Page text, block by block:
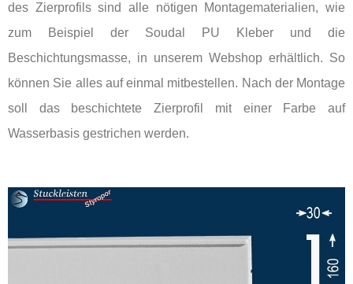
des Zierprofils sind alle nötigen Montagematerialien, wie
zum Beispiel der Soudal PU Kleber und die
Beschichtungsmasse, in unserem Webshop erhältlich. So
können Sie alles auf einmal mitbestellen. Nach der Montage
soll das beschichtete Zierprofil mit einer Farbe auf
Wasserbasis gestrichen werden.